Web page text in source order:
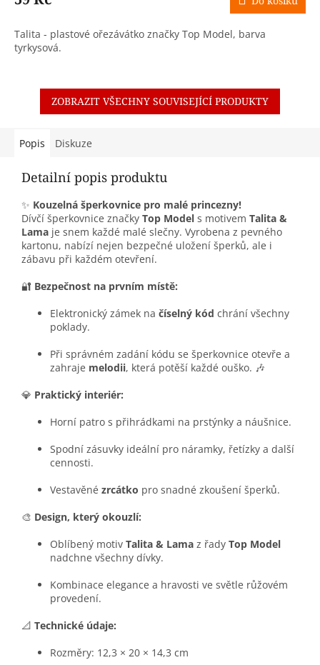
Talita - plastové ořezávátko značky Top Model, barva
tyrkysová.
ZOBRAZIT VŠECHNY SOUVISEJÍCÍ PRODUKTY
Popis Diskuze
Detailní popis produktu
✨ Kouzelná šperkovnice pro malé princezny!
Dívčí šperkovnice značky Top Model s motivem Talita &
Lama je snem každé malé slečny. Vyrobena z pevného
kartonu, nabízí nejen bezpečné uložení šperků, ale i
zábavu při každém otevření.
🔐 Bezpečnost na prvním místě:
Elektronický zámek na číselný kód chrání všechny
poklady.
Při správném zadání kódu se šperkovnice otevře a
zahraje melodii, která potěší každé ouško. 🎶
💎 Praktický interiér:
Horní patro s přihrádkami na prstýnky a náušnice.
Spodní zásuvky ideální pro náramky, řetízky a další
cennosti.
Vestavěné zrcátko pro snadné zkoušení šperků.
🎨 Design, který okouzlí:
Oblíbený motiv Talita & Lama z řady Top Model
nadchne všechny dívky.
Kombinace elegance a hravosti ve světle růžovém
provedení.
📐 Technické údaje:
Rozměry: 12,3 × 20 × 14,3 cm